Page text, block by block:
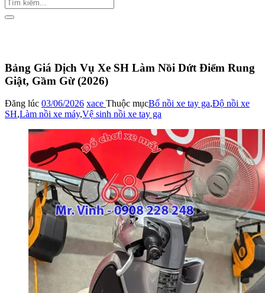
Bảng Giá Dịch Vụ Xe SH Làm Nồi Dứt Điểm Rung
Giật, Gầm Gừ (2026)
Đăng lúc 03/06/2026 xace Thuộc mụcBố nồi xe tay ga,Độ nồi xe
SH,Làm nồi xe máy,Vệ sinh nồi xe tay ga